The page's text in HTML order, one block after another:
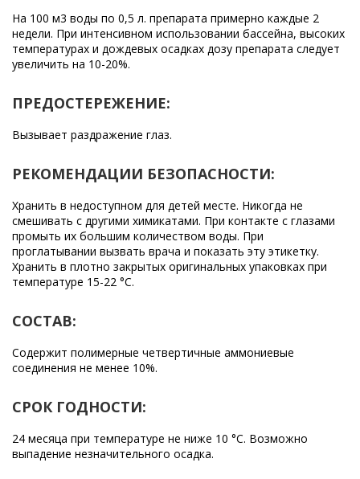
На 100 м3 воды по 0,5 л. препарата примерно каждые 2
недели. При интенсивном использовании бассейна, высоких
температурах и дождевых осадках дозу препарата следует
увеличить на 10-20%.
ПРЕДОСТЕРЕЖЕНИЕ:
Вызывает раздражение глаз.
РЕКОМЕНДАЦИИ БЕЗОПАСНОСТИ:
Хранить в недоступном для детей месте. Никогда не
смешивать с другими химикатами. При контакте с глазами
промыть их большим количеством воды. При
проглатывании вызвать врача и показать эту этикетку.
Хранить в плотно закрытых оригинальных упаковках при
температуре 15-22 °C.
СОСТАВ:
Содержит полимерные четвертичные аммониевые
соединения не менее 10%.
СРОК ГОДНОСТИ:
24 месяца при температуре не ниже 10 °С. Возможно
выпадение незначительного осадка.